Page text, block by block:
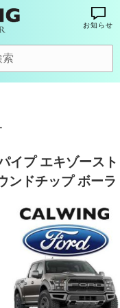
お知らせ
イプ エキゾースト
ンドチップ ボーラ